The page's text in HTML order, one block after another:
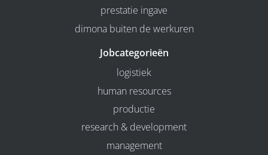
prestatie ingave
dimona buiten de werkuren
Jobcategorieën
logistiek
human resources
productie
research & development
management